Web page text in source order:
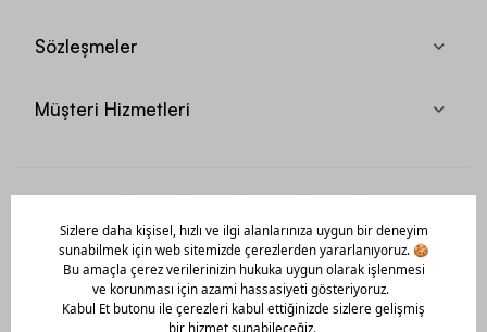
Sözleşmeler
Müşteri Hizmetleri
Mobil Uygulamamızı Hemen İndir!